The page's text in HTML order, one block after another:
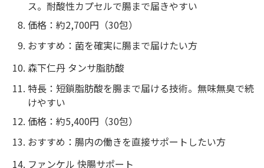
ス。耐酸性カプセルで腸まで届きやすい
価格：約2,700円（30包）
おすすめ：菌を確実に腸まで届けたい方
森下仁丹 タンサ脂肪酸
特長：短鎖脂肪酸を腸まで届ける技術。無味無臭で続
けやすい
価格：約5,400円（30包）
おすすめ：腸内の働きを直接サポートしたい方
ファンケル 快腸サポート